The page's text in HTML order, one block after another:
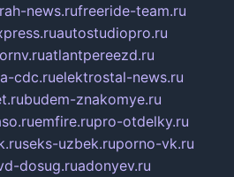
news.rufreeride-team.ru
autostudiopro.ru
atlantpereezd.ru
a-cdc.ruelektrostal-news.ru
budem-znakomye.ru
emfire.rupro-otdelky.ru
seks-uzbek.ruporno-vk.ru
dosug.ruadonyev.ru